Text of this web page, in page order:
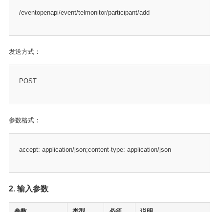
/eventopenapi/event/telmonitor/participant/add
发送方式：
POST
参数格式：
accept: application/json;content-type: application/json
2. 输入参数